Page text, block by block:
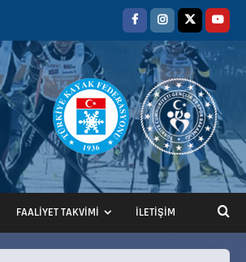
FAALİYET TAKVİMİ İLETİŞİM
2
ANALİG TEKERLEKLİ KAYAK
TÜRKİYE ŞAMPİYONASI
22 Temmuz 2026
ANALİG TEKERLEKLİ KAYAK
TÜRKİYE ŞAMPİYONASI GÖREVLİ